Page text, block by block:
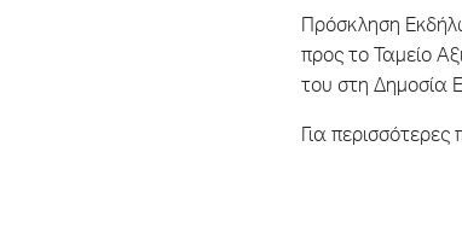
Πρόσκληση
προς το Ταμείο
του στη Δημοσία
Για